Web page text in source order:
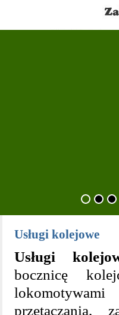
Usługi kolejowe
Usługi
bocznicę
przetaczania,